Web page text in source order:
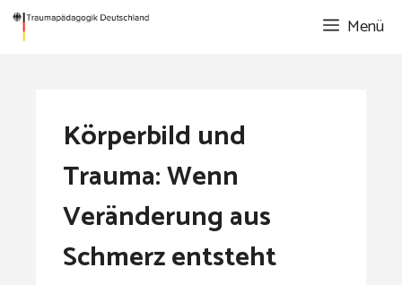
Zum
Inhalt
Menü
Körperbild und
Trauma: Wenn
Veränderung aus
Schmerz entsteht